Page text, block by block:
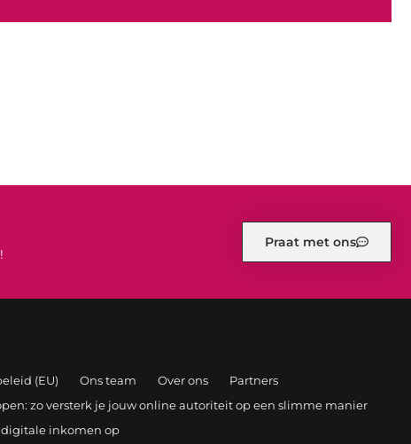
Praat met ons
(EU) Ons team Over ons
Partners
zo versterk je jouw online autoriteit op een slimme manier
digitale inkomen op